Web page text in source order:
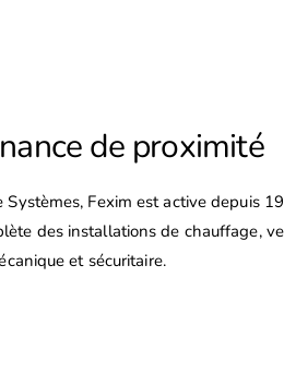
de proximité
Fexim est active depuis
des installations de chauffage,
et sécuritaire.